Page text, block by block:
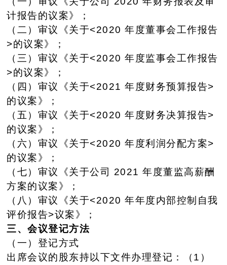
计报告的议案》；
（二）审议《关于<2020 年度董事会工作报告
>的议案》；
（三）审议《关于<2020 年度监事会工作报告
>的议案》；
（四）审议《关于<2021 年度财务预算报告>
的议案》；
（五）审议《关于<2020 年度财务决算报告>
的议案》；
（六）审议《关于<2020 年度利润分配方案>
的议案》；
（七）审议《关于公司 2021 年度董监高薪酬
方案的议案》；
（八）审议《关于<2020 年年度内部控制自我
评价报告>议案》；
三、会议登记方法
（一）登记方式
出席会议的股东持以下文件办理登记：（1）